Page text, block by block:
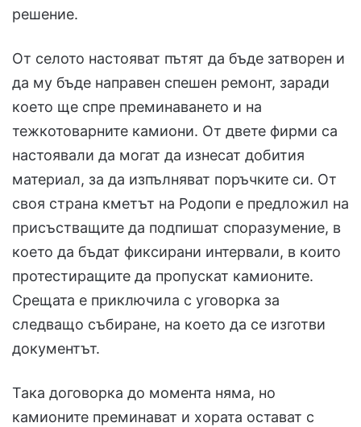
решение.
От селото настояват пътят да бъде затворен и
да му бъде направен спешен ремонт, заради
което ще спре преминаването и на
тежкотоварните камиони. От двете фирми са
настоявали да могат да изнесат добития
материал, за да изпълняват поръчките си. От
своя страна кметът на Родопи е предложил на
присъстващите да подпишат споразумение, в
което да бъдат фиксирани интервали, в които
протестиращите да пропускат камионите.
Срещата е приключила с уговорка за
следващо събиране, на което да се изготви
документът.
Така договорка до момента няма, но
камионите преминават и хората остават с